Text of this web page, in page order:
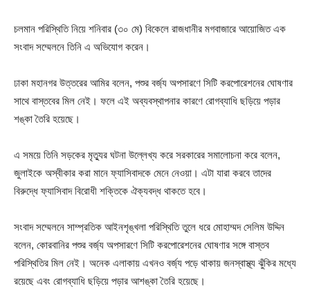
চলমান পরিস্থিতি নিয়ে শনিবার (৩০ মে) বিকেলে রাজধানীর মগবাজারে আয়োজিত এক
সংবাদ সম্মেলনে তিনি এ অভিযোগ করেন।
ঢাকা মহানগর উত্তরের আমির বলেন, পশুর বর্জ্য অপসারণে সিটি করপোরেশনের ঘোষণার
সাথে বাস্তবের মিল নেই। ফলে এই অব্যবস্থাপনার কারণে রোগব্যাধি ছড়িয়ে পড়ার
শঙ্কা তৈরি হয়েছে।
এ সময়ে তিনি সড়কের মৃত্যুর ঘটনা উল্লেখ্য করে সরকারের সমালোচনা করে বলেন,
জুলাইকে অস্বীকার করা মানে ফ্যাসিবাদকে মেনে নেওয়া। এটা যারা করবে তাদের
বিরুদ্ধে ফ্যাসিবাদ বিরোধী শক্তিকে ঐক্যবদ্ধ থাকতে হবে।
সংবাদ সম্মেলনে সাম্প্রতিক আইনশৃঙ্খলা পরিস্থিতি তুলে ধরে মোহাম্মদ সেলিম উদ্দিন
বলেন, কোরবানির পশুর বর্জ্য অপসারণে সিটি করপোরেশনের ঘোষণার সঙ্গে বাস্তব
পরিস্থিতির মিল নেই। অনেক এলাকায় এখনও বর্জ্য পড়ে থাকায় জনস্বাস্থ্য ঝুঁকির মধ্যে
রয়েছে এবং রোগব্যাধি ছড়িয়ে পড়ার আশঙ্কা তৈরি হয়েছে।